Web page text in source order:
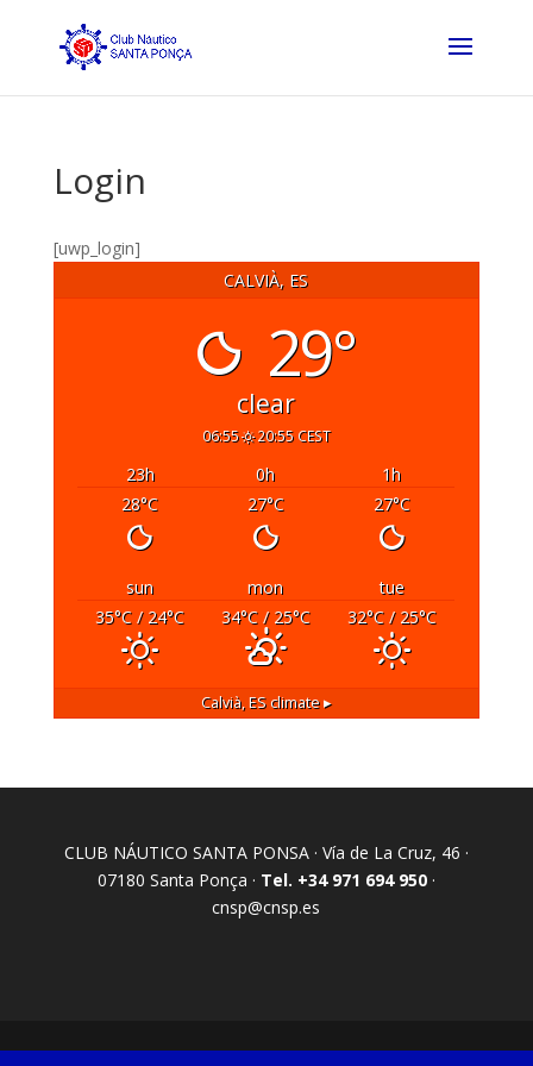
Login
[uwp_login]
CALVIÀ, ES
29°
clear
06:55 20:55 CEST
23h 0h 1h
28°C 27°C 27°C
sun mon
tue
35°C / 24°C 34°C/ 25°C 32°C/ 25°C
Calvià, ESclimate ▸
CLUB NÁUTICO SANTA PONSA · Vía de La Cruz, 46 ·
07180 Santa Ponça · Tel. +34 971 694 950·
cnsp@cnsp.es